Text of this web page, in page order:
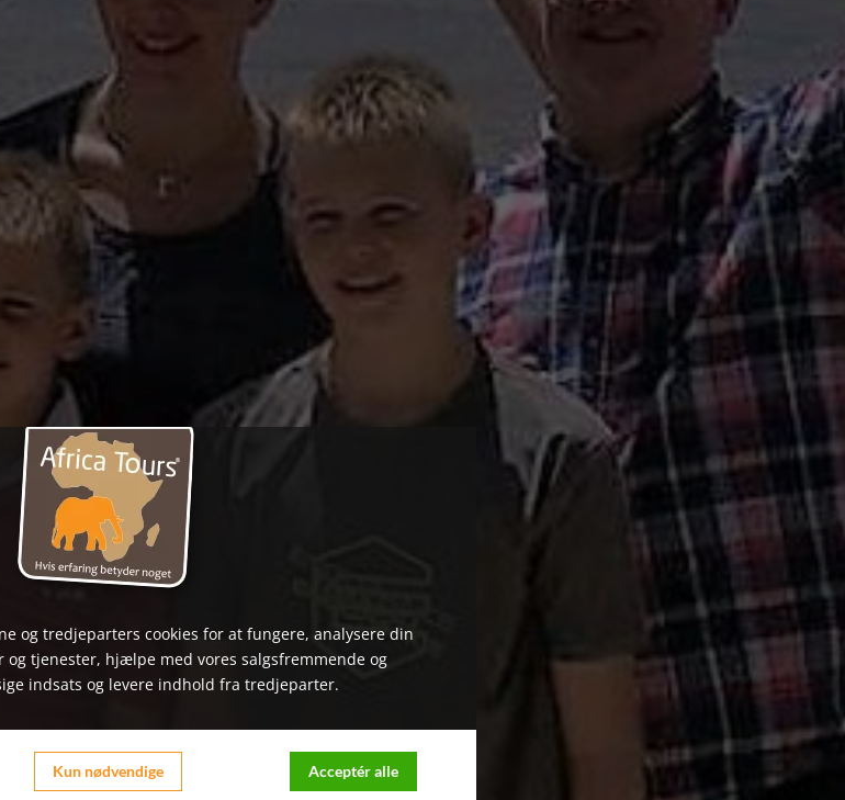
og tredjeparters cookies for at fungere, analysere din
og tjenester, hjælpe med vores salgsfremmende og
indsats og levere indhold fra tredjeparter.
Kun nødvendige Acceptér alle